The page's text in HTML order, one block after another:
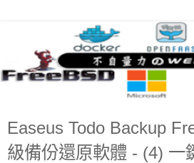
Easeus Todo Backup
級備份還原軟體 - (4) 一